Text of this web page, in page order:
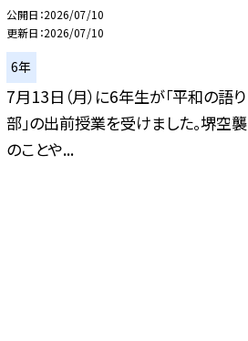
公開日 2026/07/10
更新日 2026/07/10
6年
7月13日（月）に6年生が「平和の語り
部」の出前授業を受けました。堺空襲
のことや...